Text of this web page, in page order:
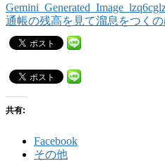
通帳の残高を見て溜息をつくの
共有:
Facebook
その他